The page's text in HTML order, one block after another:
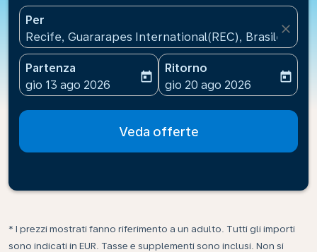
Per
Recife, Guararapes International(REC), Brasile
close
Partenza
fc-booking-departure-date-aria-label
gio 13 ago 2026
today
Ritorno
fc-booking-return-date-
gio 20 ago 2026
today
Veda offerte
* I prezzi mostrati fanno riferimento a un adulto. Tutti gli importi
sono indicati in EUR. Tasse e supplementi sono inclusi. Non si